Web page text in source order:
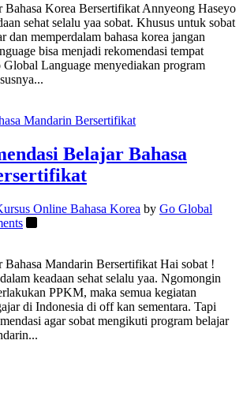
Bahasa Korea Bersertifikat Annyeong Haseyo
sehat selalu yaa sobat. Khusus untuk sobat
dan memperdalam bahasa korea jangan
bisa menjadi rekomendasi tempat
Language menyediakan program
Belajar Bahasa
Online Bahasa Korea by Go Global
Bahasa Mandarin Bersertifikat Hai sobat !
keadaan sehat selalu yaa. Ngomongin
PPKM, maka semua kegiatan
di Indonesia di off kan sementara. Tapi
agar sobat mengikuti program belajar